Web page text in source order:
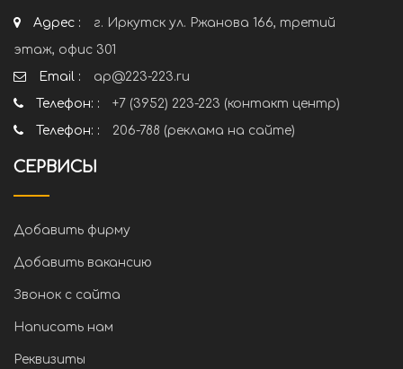
Адрес :
г. Иркутск ул. Ржанова 166, третий
этаж, офис 301
Email :
ap@223-223.ru
Телефон: :
+7 (3952) 223-223 (контакт центр)
Телефон: :
206-788 (реклама на сайте)
СЕРВИСЫ
Добавить фирму
Добавить вакансию
Звонок с сайта
Написать нам
Реквизиты